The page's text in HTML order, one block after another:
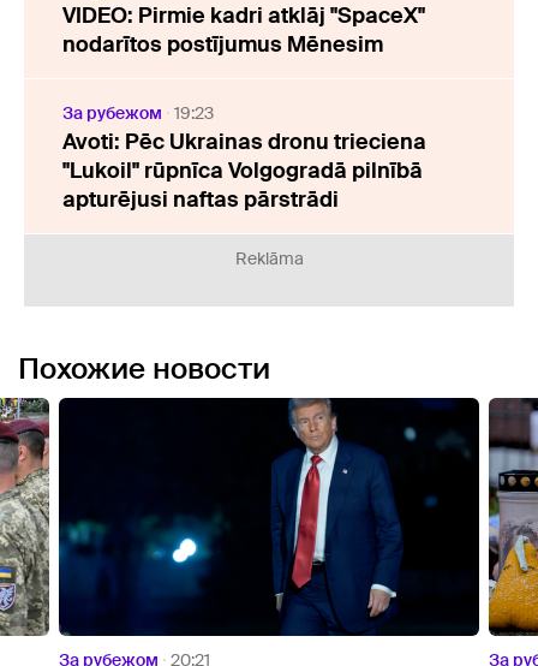
VIDEO: Pirmie kadri atklāj "SpaceX"
nodarītos postījumus Mēnesim
За рубежом 19:23
Avoti: Pēc Ukrainas dronu trieciena
"Lukoil" rūpnīca Volgogradā pilnībā
apturējusi naftas pārstrādi
Reklāma
Похожие новости
За рубежом 19:44 За